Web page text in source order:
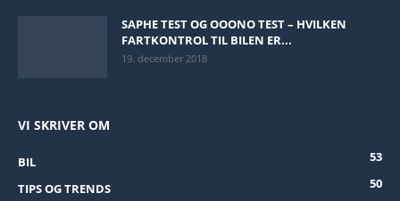
SAPHE TEST OG OOONO TEST – HVILKEN
FARTKONTROL TIL BILEN ER...
19. december 2018
VI SKRIVER OM
BIL
53
TIPS OG TRENDS
50